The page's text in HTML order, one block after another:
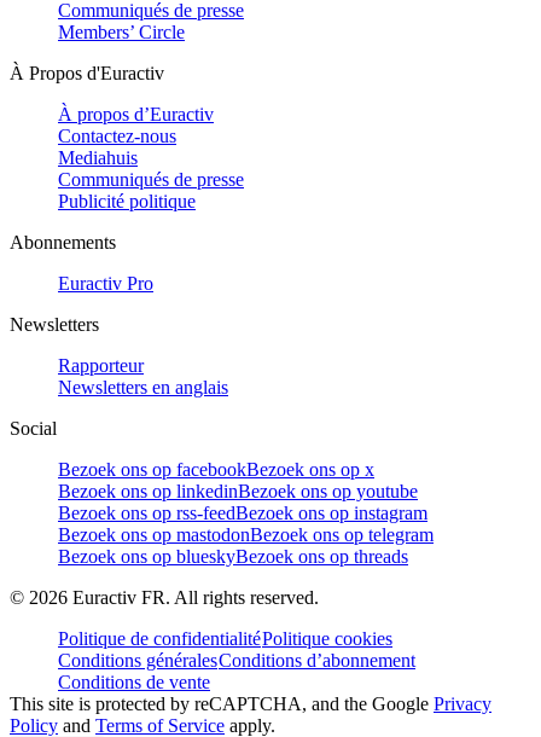
Communiqués de presse
Members’ Circle
À Propos d'Euractiv
À propos d’Euractiv
Contactez-nous
Mediahuis
Communiqués de presse
Publicité politique
Abonnements
Euractiv Pro
Newsletters
Rapporteur
Newsletters en anglais
Social
Bezoek ons op facebookBezoek ons op x
Bezoek ons op linkedinBezoek ons op youtube
Bezoek ons op rss-feedBezoek ons op instagram
Bezoek ons op mastodonBezoek ons op telegram
Bezoek ons op blueskyBezoek ons op threads
© 2026 Euractiv FR. All rights reserved.
Politique de confidentialitéPolitique cookies
Conditions généralesConditions d’abonnement
Conditions de vente
This site is protected by reCAPTCHA, and the Google Privacy
Policy and Terms of Service apply.